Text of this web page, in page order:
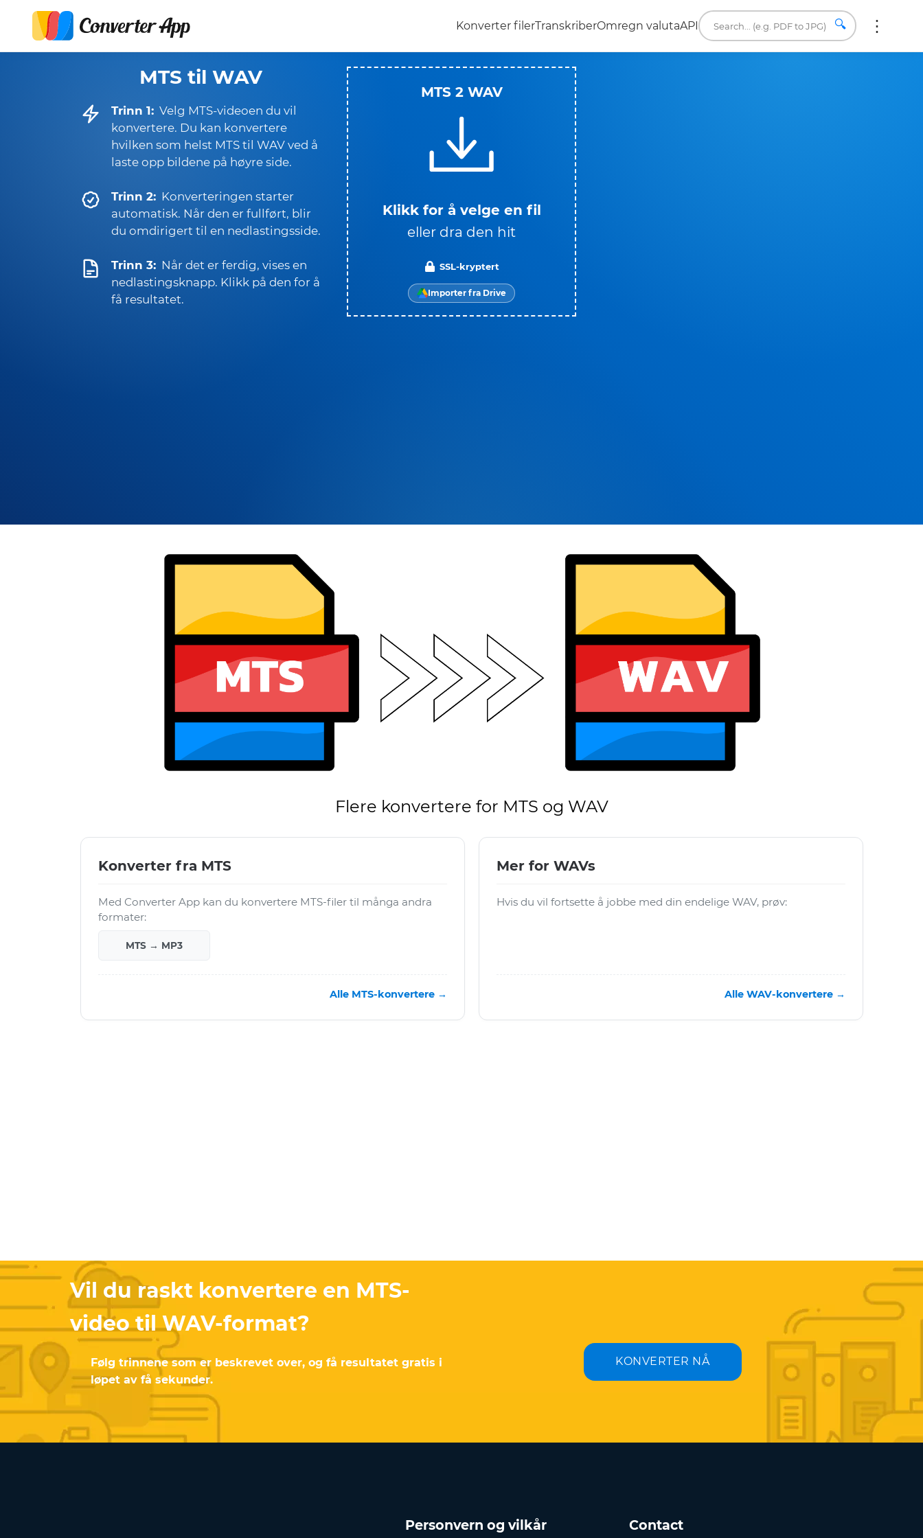
Konverter filerTranskriberOmregn valutaAPI 🔍
MTS til WAV
Trinn 1: Velg MTS-videoen du vil
konvertere. Du kan konvertere
hvilken som helst MTS til WAV ved å
laste opp bildene på høyre side.
Trinn 2: Konverteringen starter
automatisk. Når den er fullført, blir
du omdirigert til en nedlastingsside.
Trinn 3: Når det er ferdig, vises en
nedlastingsknapp. Klikk på den for å
få resultatet.
MTS 2 WAV
Klikk for å velge en fil
eller dra den hit
SSL-kryptert
Importer fra Drive
Flere konvertere for MTS og WAV
Konverter fra MTS
Med Converter App kan du konvertere MTS-filer til många andra
formater:
MTS → MP3
Alle MTS-konvertere →
Mer for WAVs
Hvis du vil fortsette å jobbe med din endelige WAV, prøv:
Alle WAV-konvertere →
Vil du raskt konvertere en MTS-
video til WAV-format?
Følg trinnene som er beskrevet over, og få resultatet gratis i
løpet av få sekunder.
KONVERTER NÅ
Personvern og vilkår Contact